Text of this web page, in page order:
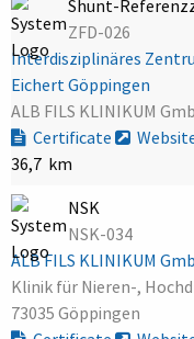
Shunt-
ZFD-026
Interdisziplinäres
Eichert Göppingen
ALB FILS KLINIKUM
Certificate
36,7 km
NSK
NSK-034
ALB FILS KLINIKUM
Klinik für Nieren-,
73035 Göppingen